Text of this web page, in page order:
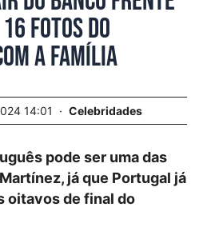
fotos do
a família
14:01 Celebridades
pode ser uma das
já que Portugal já
oitavos de final do